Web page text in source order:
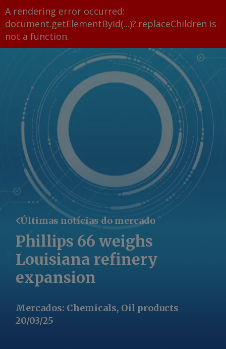
A rendering error occurred:
document.getElementById(...)?.replaceChildren is
not a function.
Últimas notícias do mercado
Phillips 66 weighs
Louisiana refinery
expansion
Mercados: Chemicals, Oil products
20/03/25